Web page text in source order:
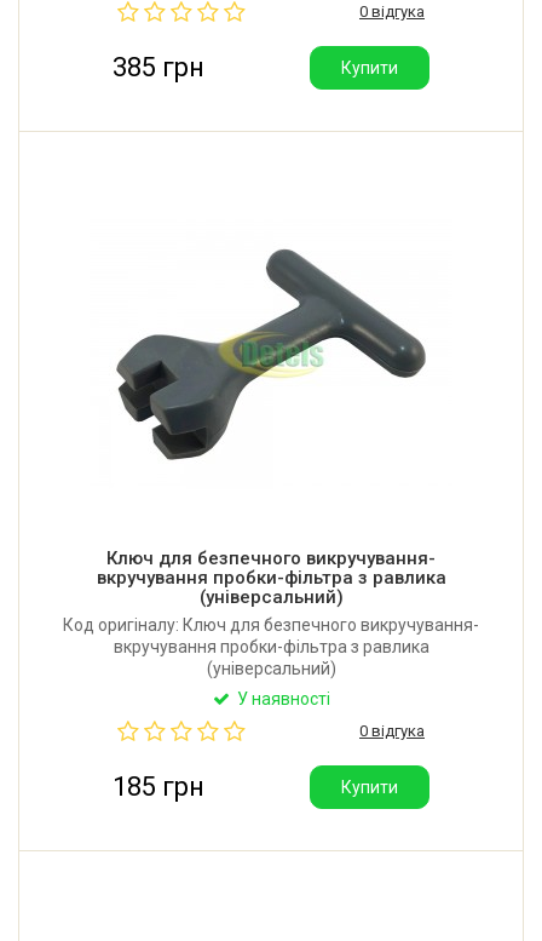
на високих обертах.
0 відгука
385 грн Купити
Ключ для безпечного викручування-
вкручування пробки-фільтра з равлика
(універсальний)
Код оригіналу: Ключ для безпечного викручування-
вкручування пробки-фільтра з равлика
(універсальний)
У наявності
0 відгука
185 грн Купити